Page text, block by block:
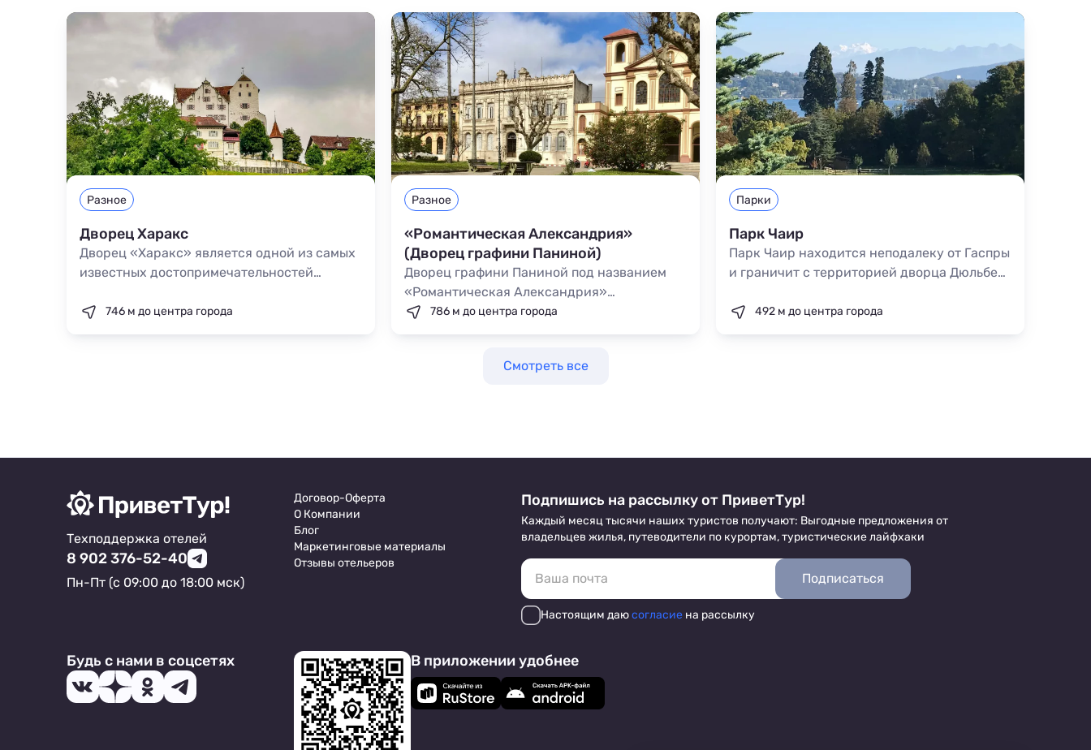
Разное
Дворец Харакс
Дворец «Харакс» является одной из самых
известных достопримечательностей
Тодор, ее первыми владельцами были члены
царской семьи. На сегодняшний день
746 м до центра города
Разное
«Романтическая Александрия»
(Дворец графини Паниной)
Дворец графини Паниной под названием
«Романтическая Александрия»
располагается в центре Гаспры. Здание на
сегодняшний день принадлежит
прогуляться по парку и осмотреть
786 м до центра города
Парки
Парк Чаир
Парк Чаир находится неподалеку от Гаспры
и граничит с территорией дворца Дюльбер.
коллекцией редких тропических растений
и искусным ландшафтным дизайном. Вход
492 м до центра города
Смотреть все
Техподдержка отелей
8 902 376-52-40
Пн-Пт (с 09:00 до 18:00 мск)
Договор-Оферта
О Компании
Блог
Маркетинговые материалы
Отзывы отельеров
Подпишись на рассылку от ПриветТур!
Каждый месяц тысячи наших туристов получают: Выгодные предложения от
владельцев жилья, путеводители по курортам, туристические лайфхаки
Подписаться
Настоящим даюсогласие на рассылку
Будь с нами в соцсетях В приложении удобнее